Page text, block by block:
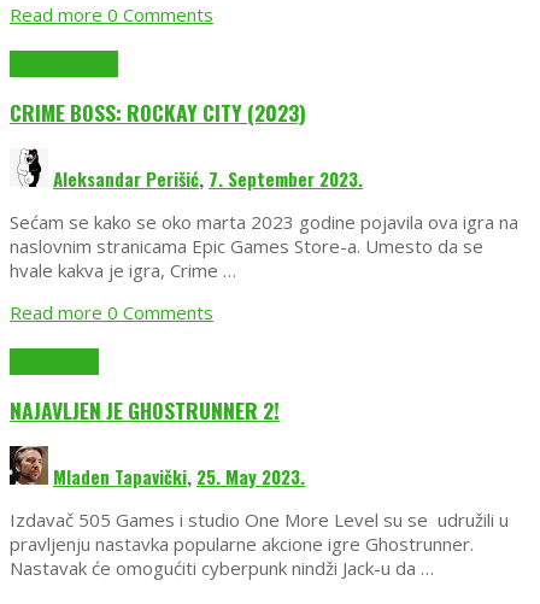
Read more 0 Comments
CRIME BOSS: ROCKAY CITY (2023)
Aleksandar Perišić, 7. September 2023.
Sećam se kako se oko marta 2023 godine pojavila ova igra na
naslovnim stranicama Epic Games Store-a. Umesto da se
hvale kakva je igra, Crime …
Read more 0 Comments
NAJAVLJEN JE GHOSTRUNNER 2!
Mladen Tapavički, 25. May 2023.
Izdavač 505 Games i studio One More Level su se udružili u
pravljenju nastavka popularne akcione igre Ghostrunner.
Nastavak će omogućiti cyberpunk nindži Jack-u da …